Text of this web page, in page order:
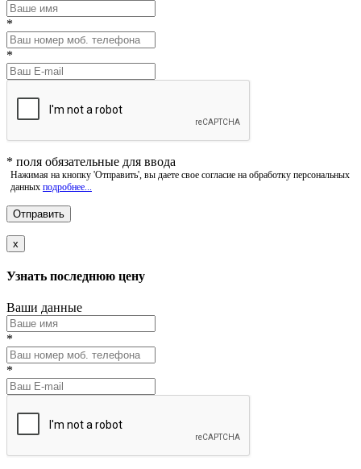
*
*
* поля обязательные для ввода
Нажимая на кнопку 'Отправить', вы даете свое согласие на обработку персональных
данных подробнее...
x
Узнать последнюю цену
Ваши данные
*
*